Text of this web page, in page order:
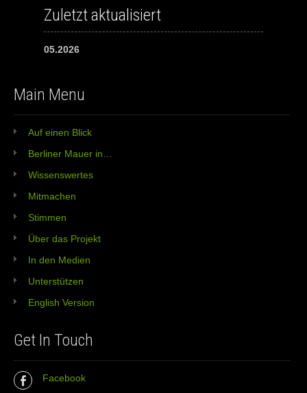
Zuletzt aktualisiert
05.2026
Main Menu
Auf einen Blick
Berliner Mauer in…
Wissenswertes
Mitmachen
Stimmen
Über das Projekt
In den Medien
Unterstützen
English Version
Get In Touch
Facebook